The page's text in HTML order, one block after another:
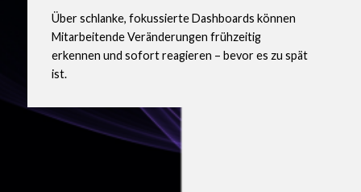
Über schlanke, fokussierte Dashboards können
Mitarbeitende Veränderungen frühzeitig
erkennen und sofort reagieren – bevor es zu spät
ist.